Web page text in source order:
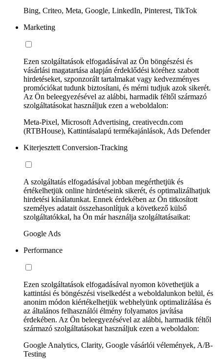
Bing, Criteo, Meta, Google, LinkedIn, Pinterest, TikTok
Marketing
Ezen szolgáltatások elfogadásával az Ön böngészési és
vásárlási magatartása alapján érdeklődési köréhez szabott
hirdetéseket, szponzorált tartalmakat vagy kedvezményes
promóciókat tudunk biztosítani, és mérni tudjuk azok sikerét.
Az Ön beleegyezésével az alábbi, harmadik féltől származó
szolgáltatásokat használjuk ezen a weboldalon:
Meta-Pixel, Microsoft Advertising, creativecdn.com
(RTBHouse), Kattintásalapú termékajánlások, Ads Defender
Kiterjesztett Conversion-Tracking
A szolgáltatás elfogadásával jobban megérthetjük és
értékelhetjük online hirdetéseink sikerét, és optimalizálhatjuk
hirdetési kínálatunkat. Ennek érdekében az Ön titkosított
személyes adatait összehasonlítjuk a következő külső
szolgáltatókkal, ha Ön már használja szolgáltatásaikat:
Google Ads
Performance
Ezen szolgáltatások elfogadásával nyomon követhetjük a
kattintási és böngészési viselkedést a weboldalunkon belül, és
anonim módon kiértékelhetjük webhelyünk optimalizálása és
az általános felhasználói élmény folyamatos javítása
érdekében. Az Ön beleegyezésével az alábbi, harmadik féltől
származó szolgáltatásokat használjuk ezen a weboldalon:
Google Analytics, Clarity, Google vásárlói vélemények, A/B-
Testing